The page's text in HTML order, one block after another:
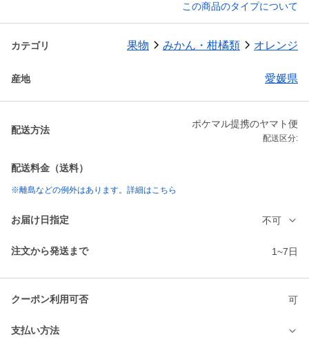
この商品のタイプについて
カテゴリ 果物 みかん・柑橘類 オレンジ
産地 愛媛県
配送方法
ポケマル提携のヤマト便
配送区分:
配送料金（送料）
※離島などの例外はあります。詳細はこちら
お届け日指定 不可
注文から発送まで 1~7日
クーポン利用可否 可
支払い方法